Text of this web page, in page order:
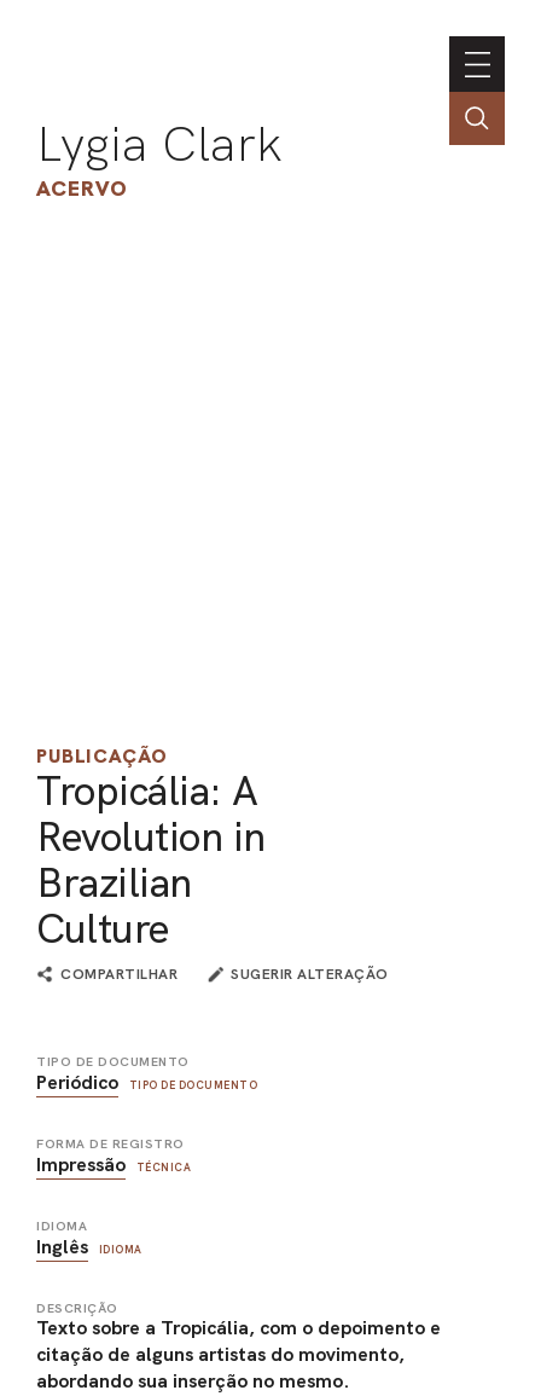
Lygia Clark
ACERVO
PUBLICAÇÃO
Tropicália: A
Revolution in
Brazilian
Culture
COMPARTILHAR SUGERIR ALTERAÇÃO
TIPO DE DOCUMENTO
Periódico TIPO DE DOCUMENTO
FORMA DE REGISTRO
Impressão TÉCNICA
IDIOMA
Inglês IDIOMA
DESCRIÇÃO
Texto sobre a Tropicália, com o depoimento e
citação de alguns artistas do movimento,
abordando sua inserção no mesmo.